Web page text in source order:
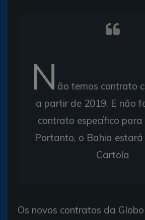
N ão temos contrato
a partir de 2019. E não
contrato específico
Portanto, o Bahia
Cartola
Os novos contratos da